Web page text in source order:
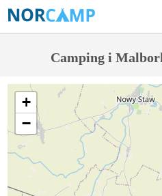
Camping i
+
−